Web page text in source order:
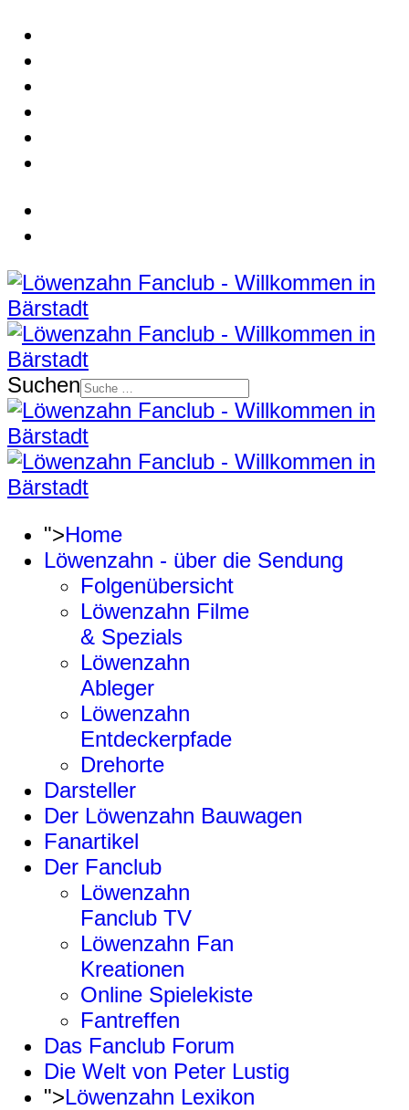
Suchen
">Home
Löwenzahn - über die Sendung
Folgenübersicht
Löwenzahn Filme
& Spezials
Löwenzahn
Ableger
Löwenzahn
Entdeckerpfade
Drehorte
Darsteller
Der Löwenzahn Bauwagen
Fanartikel
Der Fanclub
Löwenzahn
Fanclub TV
Löwenzahn Fan
Kreationen
Online Spielekiste
Fantreffen
Das Fanclub Forum
Die Welt von Peter Lustig
">Löwenzahn Lexikon